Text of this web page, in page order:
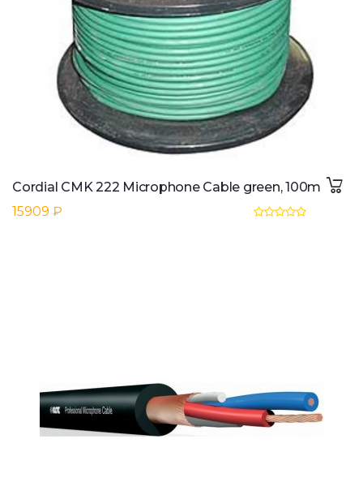
Cordial CMK 222 Microphone Cable green, 100m
15909 ₽